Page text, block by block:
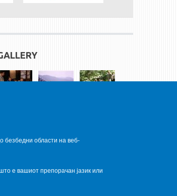
безбедни области на веб-
е вашиот препорачан јазик или